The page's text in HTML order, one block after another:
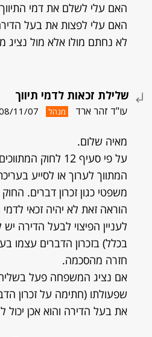
האם עלי לשלם את דמי
האם עלי לפצות את בעל
לא נחתם מולו אלא מול
שלילת זכאות לדמי תיווך
עו"ד זהר ארד מנהל 11/07
מאיה שלום.
על פי סעיף 12
המתווך לערוך או לסייע
משפטי כגון זכרון דברים.
הוראה זאת לא יהיה זכאי לדמי
לעניין הפיצוי לבעל הדירה
בכלל) בזכרון הדברים עצמו
חזרה מהסכמה.
אם נציג המשפחה פעל
שפעולתו (חתימה על זכרון
את בעל הדירה והוא אכן יכול